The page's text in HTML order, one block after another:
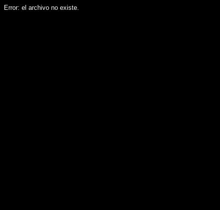
Error: el archivo no existe.